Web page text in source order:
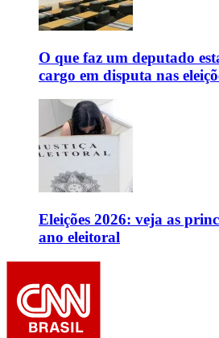
O que faz um deputado
cargo em disputa nas
Eleições 2026: veja as
ano eleitoral